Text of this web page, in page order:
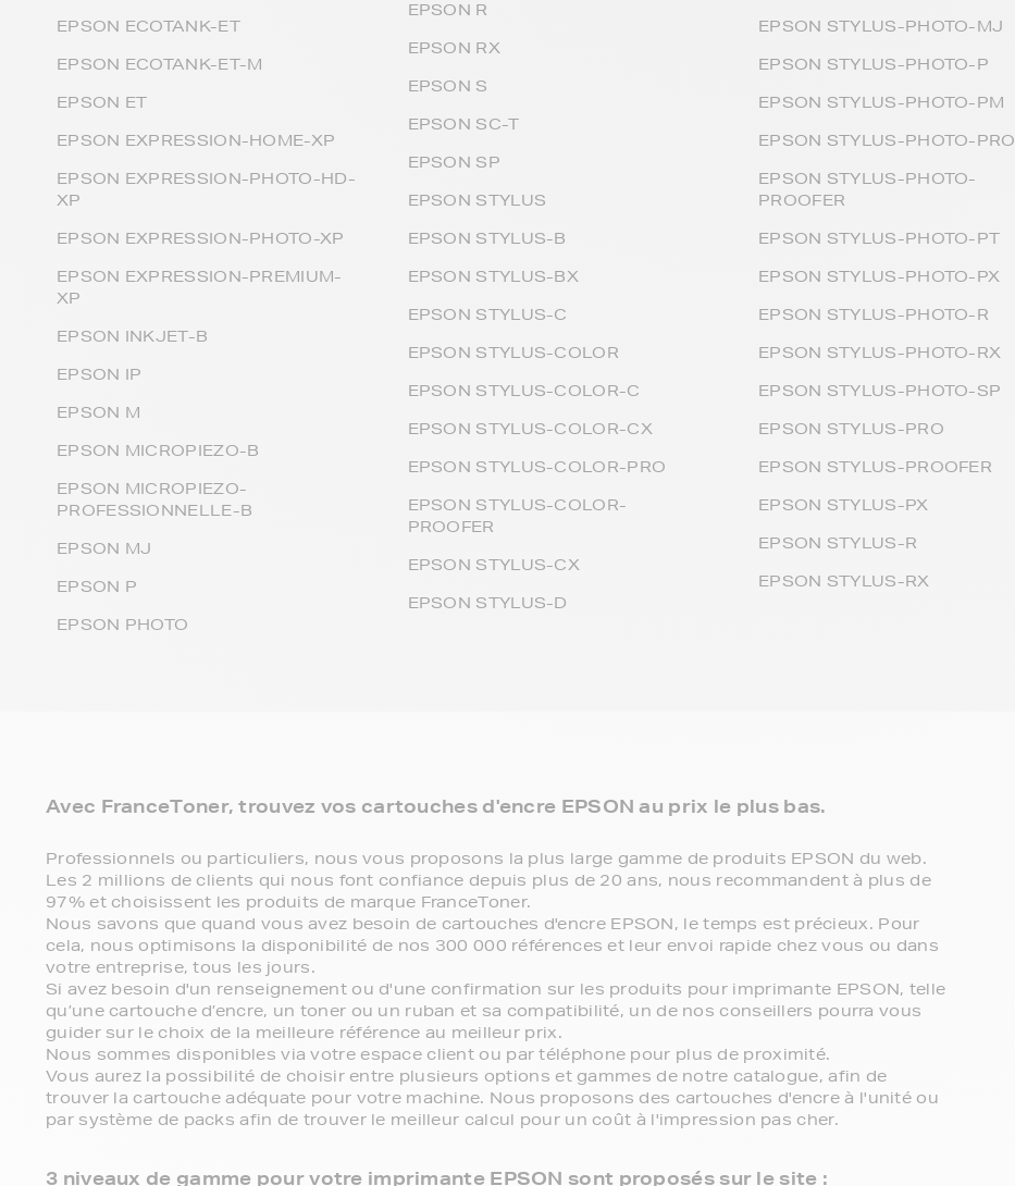
EPSON ECOTANK-ET
EPSON ECOTANK-ET-M
EPSON ET
EPSON EXPRESSION-HOME-XP
EPSON EXPRESSION-PHOTO-HD-
XP
EPSON EXPRESSION-PHOTO-XP
EPSON EXPRESSION-PREMIUM-
XP
EPSON INKJET-B
EPSON IP
EPSON M
EPSON MICROPIEZO-B
EPSON MICROPIEZO-
PROFESSIONNELLE-B
EPSON MJ
EPSON P
EPSON PHOTO
EPSON R
EPSON RX
EPSON S
EPSON SC-T
EPSON SP
EPSON STYLUS
EPSON STYLUS-B
EPSON STYLUS-BX
EPSON STYLUS-C
EPSON STYLUS-COLOR
EPSON STYLUS-COLOR-C
EPSON STYLUS-COLOR-CX
EPSON STYLUS-COLOR-PRO
EPSON STYLUS-COLOR-
PROOFER
EPSON STYLUS-CX
EPSON STYLUS-D
EPSON STYLUS-PHOTO-MJ
EPSON STYLUS-PHOTO-P
EPSON STYLUS-PHOTO-PM
EPSON STYLUS-PHOTO-PRO
EPSON STYLUS-PHOTO-
PROOFER
EPSON STYLUS-PHOTO-PT
EPSON STYLUS-PHOTO-PX
EPSON STYLUS-PHOTO-R
EPSON STYLUS-PHOTO-RX
EPSON STYLUS-PHOTO-SP
EPSON STYLUS-PRO
EPSON STYLUS-PROOFER
EPSON STYLUS-PX
EPSON STYLUS-R
EPSON STYLUS-RX
Avec FranceToner, trouvez vos cartouches d'encre EPSON au prix le plus bas.
Professionnels ou particuliers, nous vous proposons la plus large gamme de produits EPSON du web.
Les 2 millions de clients qui nous font confiance depuis plus de 20 ans, nous recommandent à plus de
97% et choisissent les produits de marque FranceToner.
Nous savons que quand vous avez besoin de cartouches d'encre EPSON, le temps est précieux. Pour
cela, nous optimisons la disponibilité de nos 300 000 références et leur envoi rapide chez vous ou dans
votre entreprise, tous les jours.
Si avez besoin d'un renseignement ou d'une confirmation sur les produits pour imprimante EPSON, telle
qu’une cartouche d’encre, un toner ou un ruban et sa compatibilité, un de nos conseillers pourra vous
guider sur le choix de la meilleure référence au meilleur prix.
Nous sommes disponibles via votre espace client ou par téléphone pour plus de proximité.
Vous aurez la possibilité de choisir entre plusieurs options et gammes de notre catalogue, afin de
trouver la cartouche adéquate pour votre machine. Nous proposons des cartouches d'encre à l'unité ou
par système de packs afin de trouver le meilleur calcul pour un coût à l'impression pas cher.
3 niveaux de gamme pour votre imprimante EPSON sont proposés sur le site :